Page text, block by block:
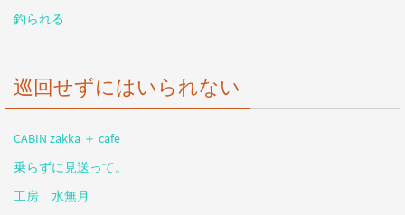
釣られる
巡回せずにはいられない
CABIN zakka ＋ cafe
乗らずに見送って。
工房 水無月